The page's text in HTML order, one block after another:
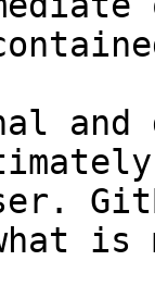
and
what